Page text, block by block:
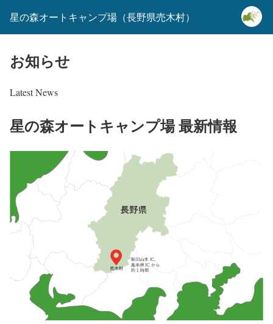
星の森オートキャンプ場（長野県売木村）
お知らせ
Latest News
星の森オートキャンプ場 最新情報